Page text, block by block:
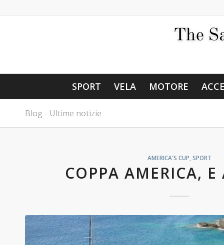
SPORT VELA MOTORE
Blog - Ultime notizie
AMERICA'S CUP ,SPORT
COPPA AMERICA, E